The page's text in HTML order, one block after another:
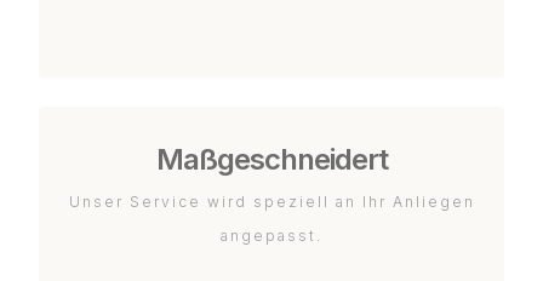
Maßgeschneidert
Unser Service wird speziell an Ihr Anliegen
angepasst.